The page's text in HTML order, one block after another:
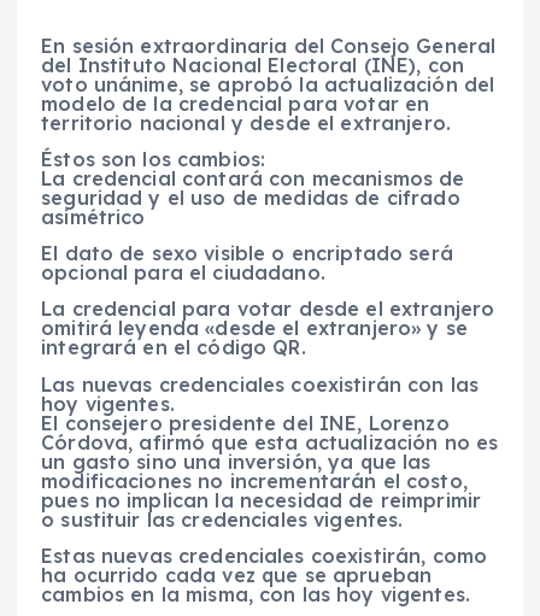
En sesión extraordinaria del Consejo General
del Instituto Nacional Electoral (INE), con
voto unánime, se aprobó la actualización del
modelo de la credencial para votar en
territorio nacional y desde el extranjero.
Éstos son los cambios:
La credencial contará con mecanismos de
seguridad y el uso de medidas de cifrado
asimétrico
El dato de sexo visible o encriptado será
opcional para el ciudadano.
La credencial para votar desde el extranjero
omitirá leyenda «desde el extranjero» y se
integrará en el código QR.
Las nuevas credenciales coexistirán con las
hoy vigentes.
El consejero presidente del INE, Lorenzo
Córdova, afirmó que esta actualización no es
un gasto sino una inversión, ya que las
modificaciones no incrementarán el costo,
pues no implican la necesidad de reimprimir
o sustituir las credenciales vigentes.
Estas nuevas credenciales coexistirán, como
ha ocurrido cada vez que se aprueban
cambios en la misma, con las hoy vigentes.